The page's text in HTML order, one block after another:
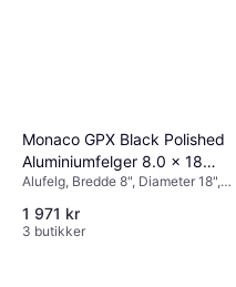
Monaco GPX Black Polished
Aluminiumfelger 8.0 x 18
5/112 ET39 B66.4
Alufelg, Bredde 8", Diameter 18",
1 971 kr
3 butikker